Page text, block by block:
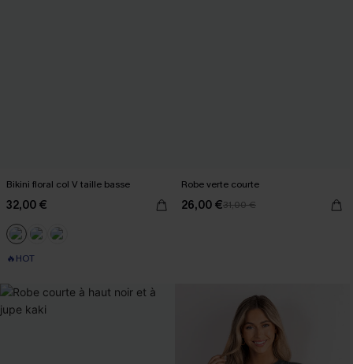
Bikini floral col V taille basse
32,00 €
🔥HOT
Robe verte courte
26,00 €31,00 €